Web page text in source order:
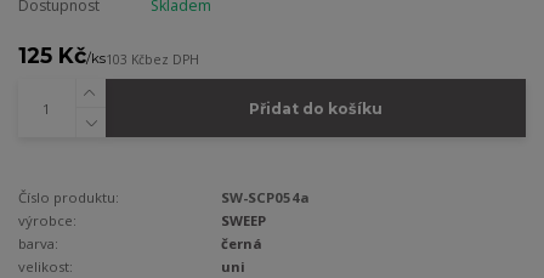
Dostupnost Skladem
125 Kč/ks103 Kčbez DPH
Přidat do košíku
Číslo produktu:
SW-SCP054a
výrobce:
SWEEP
barva:
černá
velikost:
uni